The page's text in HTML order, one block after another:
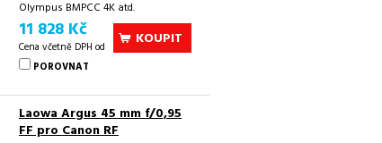
Olympus BMPCC 4K atd.
KOUPIT
11 828 Kč
Cena včetně DPH od
POROVNAT
Laowa Argus 45 mm f/0,95
FF pro Canon RF